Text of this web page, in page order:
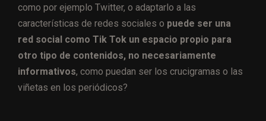
como por ejemplo Twitter, o adaptarlo a las
características de redes sociales o puede ser una
red social como Tik Tok un espacio propio para
otro tipo de contenidos, no necesariamente
informativos, como puedan ser los crucigramas o las
viñetas en los periódicos?